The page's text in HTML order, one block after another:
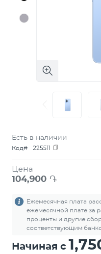
Есть в наличии
Код#
225511
Цена
104,900 ֏
Ежемесячная плата
ежемесячной плате за
проценты и другие
соответствующим
Начиная с